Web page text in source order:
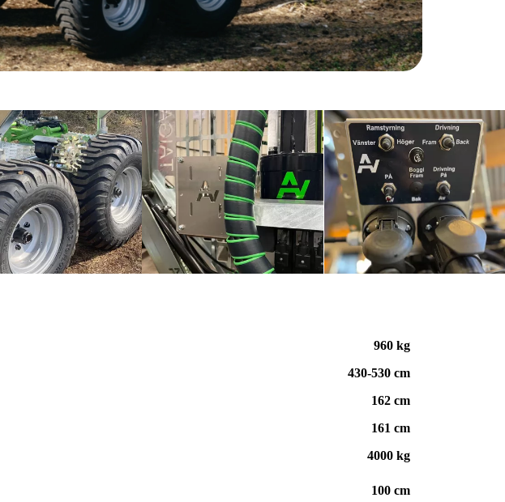
960 kg
430-530 cm
162 cm
161 cm
4000 kg
100 cm